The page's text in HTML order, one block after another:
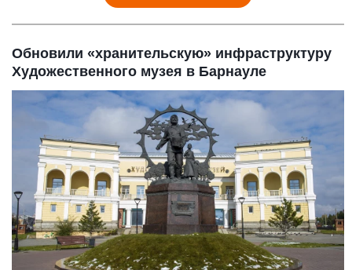
Обновили «хранительскую» инфраструктуру
Художественного музея в Барнауле